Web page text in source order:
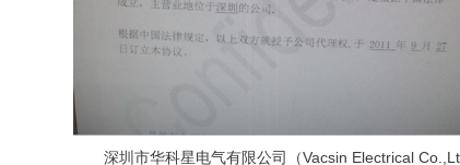
深圳市华科星电气有限公司（Vacsin Electrical